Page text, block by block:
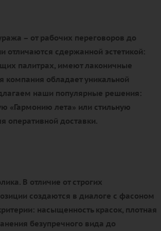
– от рабочих переговоров до
отличаются сдержанной эстетикой:
палитрах, имеют лаконичные
компания обладает уникальной
наши популярные решения:
«Гармонию лета» или стильную
оперативной доставки.
В отличие от строгих
создаются в диалоге с фасоном
насыщенность красок, плотная
безупречного вида до